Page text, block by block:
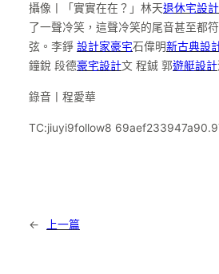
攝像丨「實實在在？」林天退休宅設計
了一聲冷笑，這聲冷笑的尾音甚至都
弦。李錚 設計家豪宅石偉明新古典設
鐘銳 段德豪宅設計文 程鋮 郭遊艇設計
錄音丨程愛華
TC:jiuyi9follow8
← 上一篇